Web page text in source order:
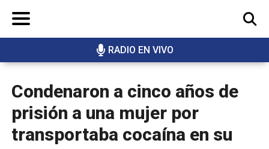
RADIO EN VIVO
BUSCAR
Condenaron a cinco años de
prisión a una mujer por
transportaba cocaína en su